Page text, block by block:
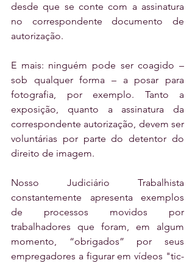
desde que se conte com a assinatura
no correspondente documento de
autorização.
E mais: ninguém pode ser coagido –
sob qualquer forma – a posar para
fotografia, por exemplo. Tanto a
exposição, quanto a assinatura da
correspondente autorização, devem ser
voluntárias por parte do detentor do
direito de imagem.
Nosso Judiciário Trabalhista
constantemente apresenta exemplos
de processos movidos por
trabalhadores que foram, em algum
momento, “obrigados” por seus
empregadores a figurar em vídeos "tic-